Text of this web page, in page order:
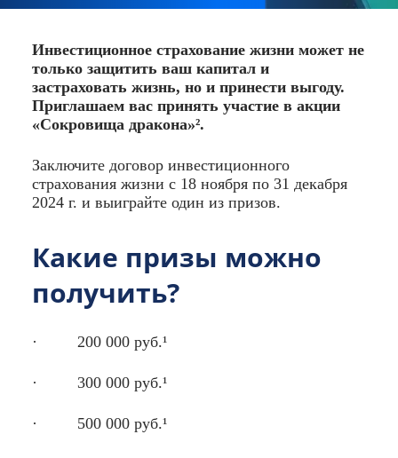
Инвестиционное страхование жизни может не
только защитить ваш капитал и
застраховать жизнь, но и принести выгоду.
Приглашаем вас принять участие в акции
«Сокровища дракона»².
Заключите договор инвестиционного
страхования жизни с 18 ноября по 31 декабря
2024 г. и выиграйте один из призов.
Какие призы можно
получить?
· 200 000 руб.¹
· 300 000 руб.¹
· 500 000 руб.¹